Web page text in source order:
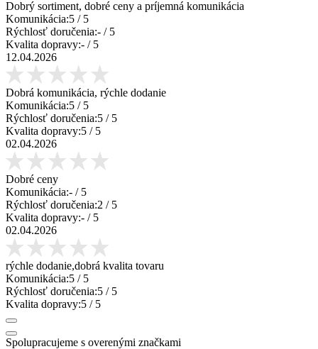
Dobrý sortiment, dobré ceny a príjemná komunikácia
Komunikácia:5 / 5
Rýchlosť doručenia:- / 5
Kvalita dopravy:- / 5
12.04.2026
Dobrá komunikácia, rýchle dodanie
Komunikácia:5 / 5
Rýchlosť doručenia:5 / 5
Kvalita dopravy:5 / 5
02.04.2026
Dobré ceny
Komunikácia:- / 5
Rýchlosť doručenia:2 / 5
Kvalita dopravy:- / 5
02.04.2026
rýchle dodanie,dobrá kvalita tovaru
Komunikácia:5 / 5
Rýchlosť doručenia:5 / 5
Kvalita dopravy:5 / 5
Spolupracujeme s overenými značkami